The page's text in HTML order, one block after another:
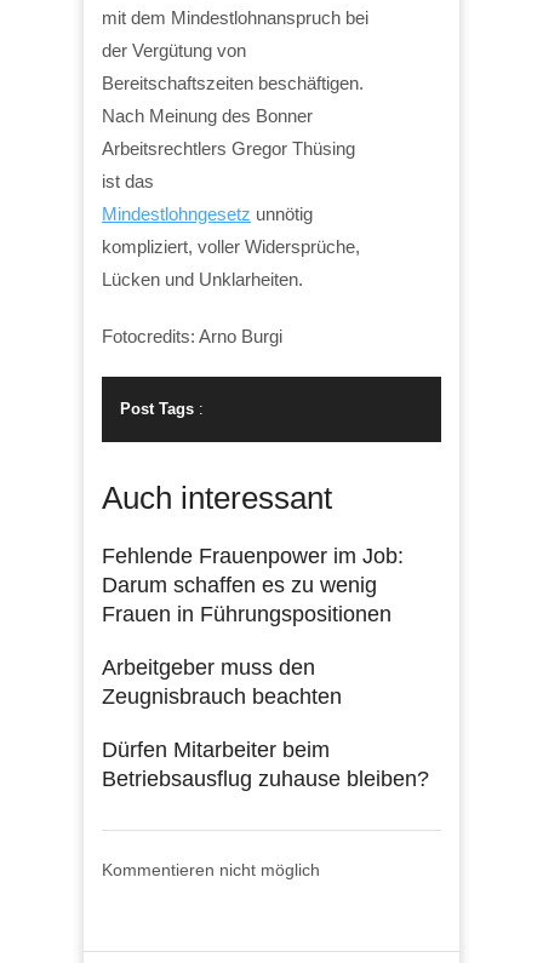
mit dem Mindestlohnanspruch bei
der Vergütung von
Bereitschaftszeiten beschäftigen.
Nach Meinung des Bonner
Arbeitsrechtlers Gregor Thüsing
ist das
Mindestlohngesetz unnötig
kompliziert, voller Widersprüche,
Lücken und Unklarheiten.
Fotocredits: Arno Burgi
Post Tags :
Auch interessant
Fehlende Frauenpower im Job:
Darum schaffen es zu wenig
Frauen in Führungspositionen
Arbeitgeber muss den
Zeugnisbrauch beachten
Dürfen Mitarbeiter beim
Betriebsausflug zuhause bleiben?
Kommentieren nicht möglich